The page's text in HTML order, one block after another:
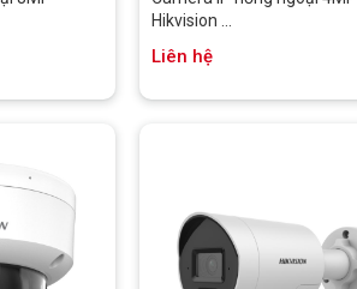
Hikvision ...
Liên hệ